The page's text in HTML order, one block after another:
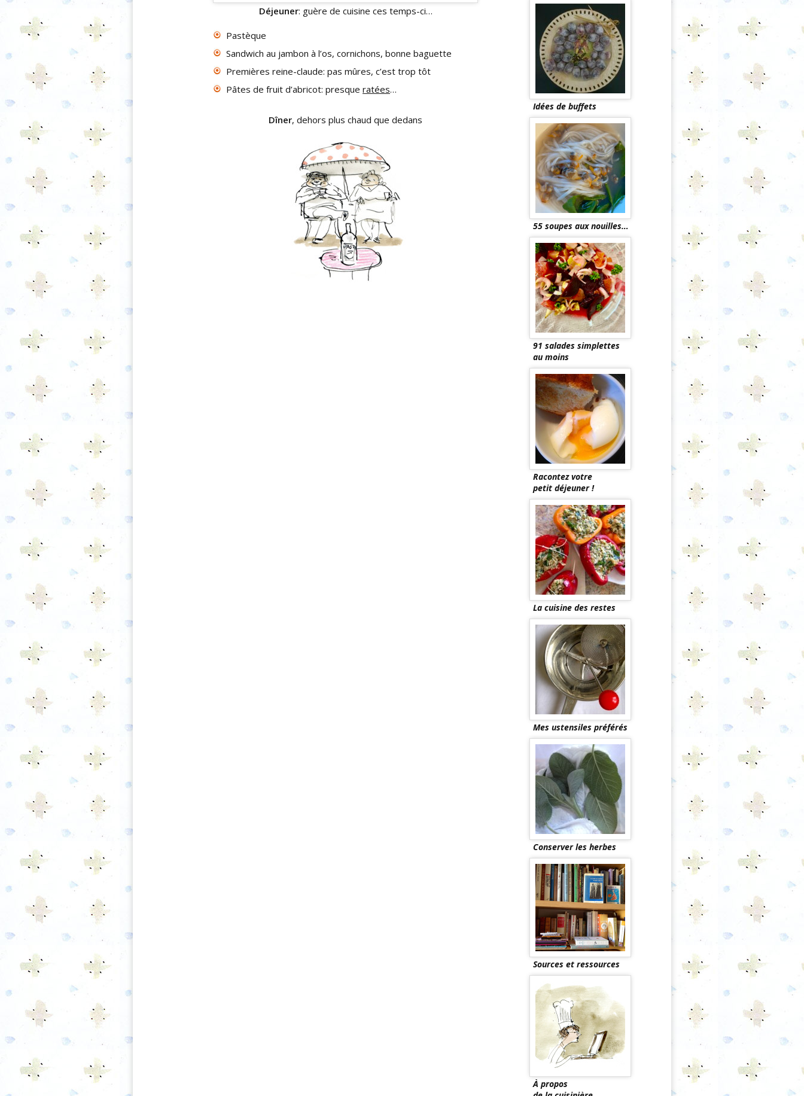
Déjeuner: guère de cuisine ces temps-ci…
Pastèque
Sandwich au jambon à l’os, cornichons, bonne baguette
Premières reine-claude: pas mûres, c’est trop tôt
Pâtes de fruit d’abricot: presque ratées…
Dîner, dehors plus chaud que dedans
Idées de buffets
55 soupes aux nouilles…
91 salades simplettes
au moins
Racontez votre
petit déjeuner !
La cuisine des restes
Mes ustensiles préférés
Conserver les herbes
Sources et ressources
À propos